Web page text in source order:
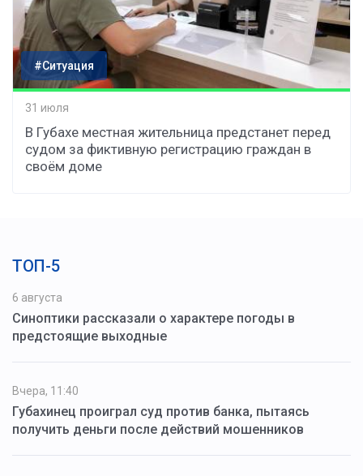
#Ситуация
31 июля
В Губахе местная жительница предстанет перед
судом за фиктивную регистрацию граждан в
своём доме
ТОП-5
6 августа
Синоптики рассказали о характере погоды в
предстоящие выходные
Вчера, 11:40
Губахинец проиграл суд против банка, пытаясь
получить деньги после действий мошенников